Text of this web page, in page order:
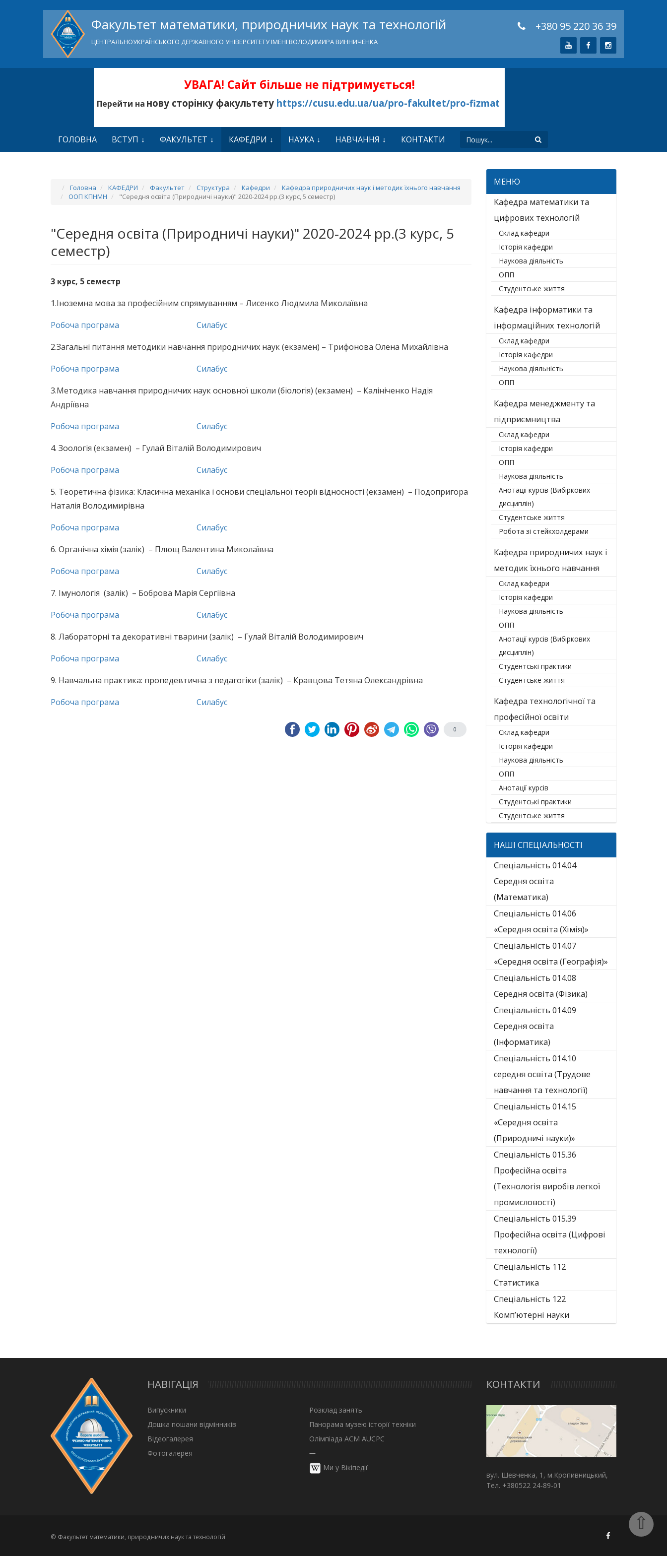
Факультет математики, природничих наук та технологій
ЦЕНТРАЛЬНОУКРАЇНСЬКОГО ДЕРЖАВНОГО УНІВЕРСИТЕТУ ІМЕНІ ВОЛОДИМИРА ВИННИЧЕНКА
+380 95 220 36 39
УВАГА! Сайт більше не підтримується!
Перейти на нову сторінку факультету https://cusu.edu.ua/ua/pro-fakultet/pro-fizmat
ГОЛОВНА ВСТУП ФАКУЛЬТЕТ КАФЕДРИ НАУКА НАВЧАННЯ КОНТАКТИ
Головна КАФЕДРИ Факультет Структура Кафедри
Кафедра природничих наук і методик їхнього навчання
ООП КПНМН
"Середня освіта (Природничі науки)" 2020-2024 рр.(3 курс, 5 семестр)
"Середня освіта (Природничі науки)" 2020-2024 рр.(3 курс, 5
семестр)
3 курс, 5 семестр
1.Іноземна мова за професійним спрямуванням – Лисенко Людмила Миколаївна
Робоча програма
Силабус
2.Загальні питання методики навчання природничих наук (екзамен) – Трифонова Олена Михайлівна
Робоча програма
Силабус
3.Методика навчання природничих наук основної школи (біологія) (екзамен) – Калініченко Надія
Андріївна
Робоча програма
Силабус
4. Зоологія (екзамен) – Гулай Віталій Володимирович
Робоча програма
Силабус
5. Теоретична фізика: Класична механіка і основи спеціальної теорії відносності (екзамен) – Подопригора
Наталія Володимирівна
Робоча програма
Силабус
6. Органічна хімія (залік) – Плющ Валентина Миколаївна
Робоча програма
Силабус
7. Імунологія (залік) – Боброва Марія Сергіївна
Робоча програма
Силабус
8. Лабораторні та декоративні тварини (залік) – Гулай Віталій Володимирович
Робоча програма
Силабус
9. Навчальна практика: пропедевтична з педагогіки (залік) – Кравцова Тетяна Олександрівна
Робоча програма
Силабус
0
МЕНЮ
Кафедра математики та
цифрових технологій
Склад кафедри
Історія кафедри
Наукова діяльність
ОПП
Студентське життя
Кафедра інформатики та
інформаційних технологій
Склад кафедри
Історія кафедри
Наукова діяльність
ОПП
Кафедра менеджменту та
підприємництва
Склад кафедри
Історія кафедри
ОПП
Наукова діяльність
Анотації курсів (Вибіркових
дисциплін)
Студентське життя
Робота зі стейкхолдерами
Кафедра природничих наук і
методик їхнього навчання
Склад кафедри
Історія кафедри
Наукова діяльність
ОПП
Анотації курсів (Вибіркових
дисциплін)
Студентські практики
Студентське життя
Кафедра технологічної та
професійної освіти
Склад кафедри
Історія кафедри
Наукова діяльність
ОПП
Анотації курсів
Студентські практики
Студентське життя
НАШІ СПЕЦІАЛЬНОСТІ
Спеціальність 014.04
Середня освіта
(Математика)
Спеціальність 014.06
«Середня освіта (Хімія)»
Спеціальність 014.07
«Середня освіта (Географія)»
Спеціальність 014.08
Середня освіта (Фізика)
Спеціальність 014.09
Середня освіта
(Інформатика)
Спеціальність 014.10
середня освіта (Трудове
навчання та технології)
Спеціальність 014.15
«Середня освіта
(Природничі науки)»
Спеціальність 015.36
Професійна освіта
(Технологія виробів легкої
промисловості)
Спеціальність 015.39
Професійна освіта (Цифрові
технології)
Спеціальність 112
Статистика
Спеціальність 122
Комп’ютерні науки
⇧
НАВІГАЦІЯ
Випускники
Дошка пошани відмінників
Відеогалерея
Фотогалерея
Розклад занять
Панорама музею історії техніки
Олімпіада ACM AUCPC
—
Ми у Вікіпедії
КОНТАКТИ
вул. Шевченка, 1, м.Кропивницький,
Тел. +380522 24-89-01
© Факультет математики, природничих наук та технологій